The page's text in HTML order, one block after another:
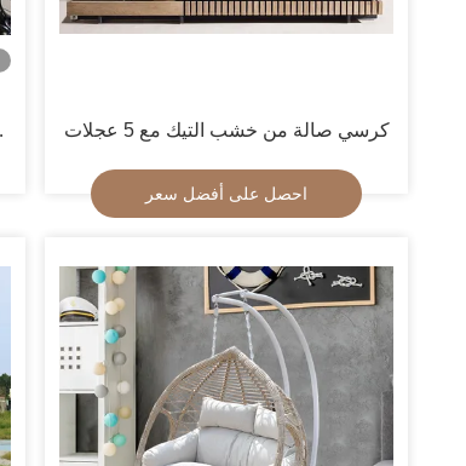
كرسي صالة من خشب التيك مع 5 عجلات
احصل على أفضل سعر